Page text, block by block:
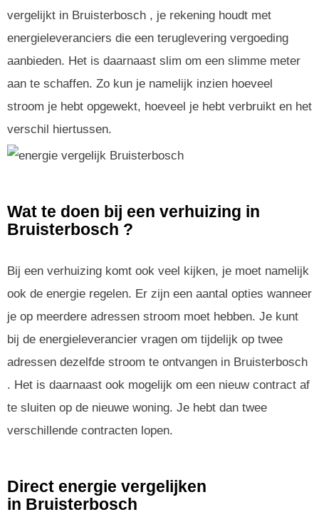
vergelijkt in Bruisterbosch , je rekening houdt met
energieleveranciers die een teruglevering vergoeding
aanbieden. Het is daarnaast slim om een slimme meter
aan te schaffen. Zo kun je namelijk inzien hoeveel
stroom je hebt opgewekt, hoeveel je hebt verbruikt en het
verschil hiertussen.
Wat te doen bij een verhuizing in
Bruisterbosch ?
Bij een verhuizing komt ook veel kijken, je moet namelijk
ook de energie regelen. Er zijn een aantal opties wanneer
je op meerdere adressen stroom moet hebben. Je kunt
bij de energieleverancier vragen om tijdelijk op twee
adressen dezelfde stroom te ontvangen in Bruisterbosch
. Het is daarnaast ook mogelijk om een nieuw contract af
te sluiten op de nieuwe woning. Je hebt dan twee
verschillende contracten lopen.
Direct energie vergelijken
in Bruisterbosch